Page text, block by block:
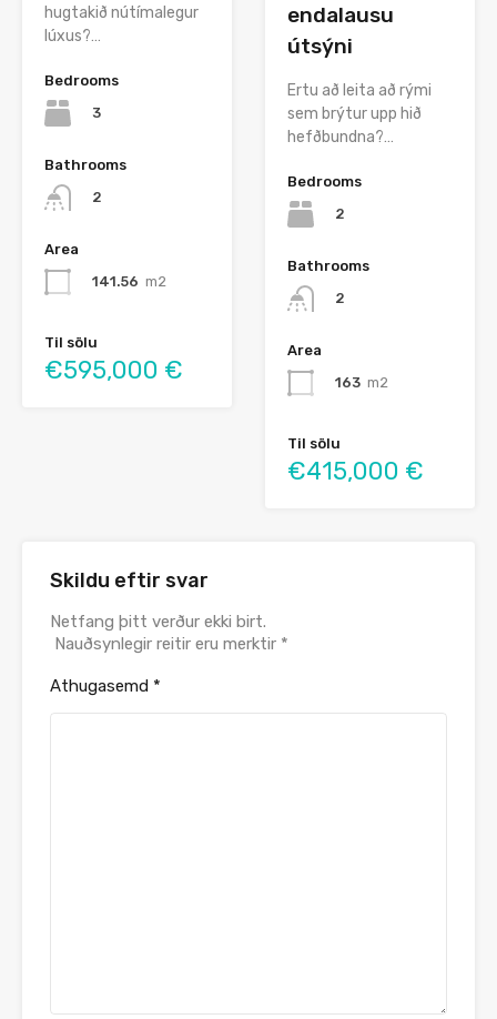
hugtakið nútímalegur
lúxus?…
Bedrooms
3
Bathrooms
2
Area
141.56 m2
Til sölu
€595,000 €
endalausu
útsýni
Ertu að leita að rými
sem brýtur upp hið
hefðbundna?…
Bedrooms
2
Bathrooms
2
Area
163 m2
Til sölu
€415,000 €
Skildu eftir svar
Netfang þitt verður ekki birt.
Nauðsynlegir reitir eru merktir *
Athugasemd *